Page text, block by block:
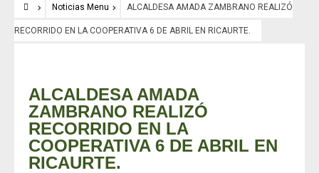
Noticias Menu ALCALDESA AMADA ZAMBRANO REALIZÓ
RECORRIDO EN LA COOPERATIVA 6 DE ABRIL EN RICAURTE.
ALCALDESA AMADA
ZAMBRANO REALIZÓ
RECORRIDO EN LA
COOPERATIVA 6 DE ABRIL EN
RICAURTE.